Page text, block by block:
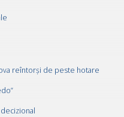
reîntorși de peste hotare